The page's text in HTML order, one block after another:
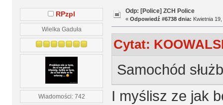
RPzpl
Wielka Gaduła
Wiadomości: 742
Odp: [Police] ZCH Police
« Odpowiedź #6738 dnia: Kwietnia
Cytat:
Samochód
I myślisz ze jak